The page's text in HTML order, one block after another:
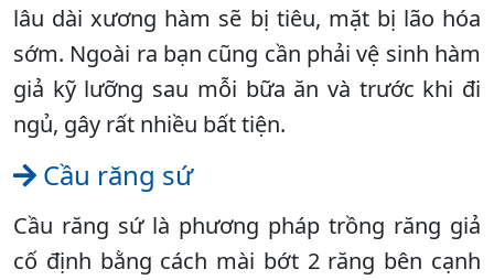
lâu dài xương hàm sẽ bị tiêu, mặt bị lão hóa
sớm. Ngoài ra bạn cũng cần phải vệ sinh hàm
giả kỹ lưỡng sau mỗi bữa ăn và trước khi đi
ngủ, gây rất nhiều bất tiện.
Cầu răng sứ
Cầu răng sứ là phương pháp trồng răng giả
cố định bằng cách mài bớt 2 răng bên cạnh